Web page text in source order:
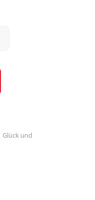
Glück und